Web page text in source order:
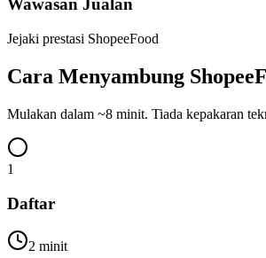
Wawasan Jualan
Jejaki prestasi ShopeeFood
Cara Menyambung
Mulakan dalam ~8 minit. Tiada kepakaran
1
Daftar
2 minit